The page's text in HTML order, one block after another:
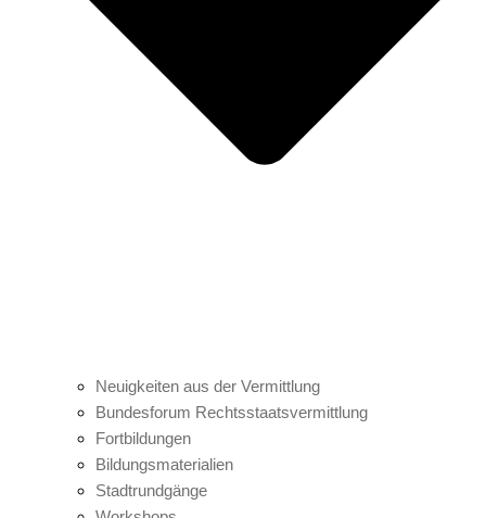
Neuigkeiten aus der Vermittlung
Bundesforum Rechtsstaatsvermittlung
Fortbildungen
Bildungsmaterialien
Stadtrundgänge